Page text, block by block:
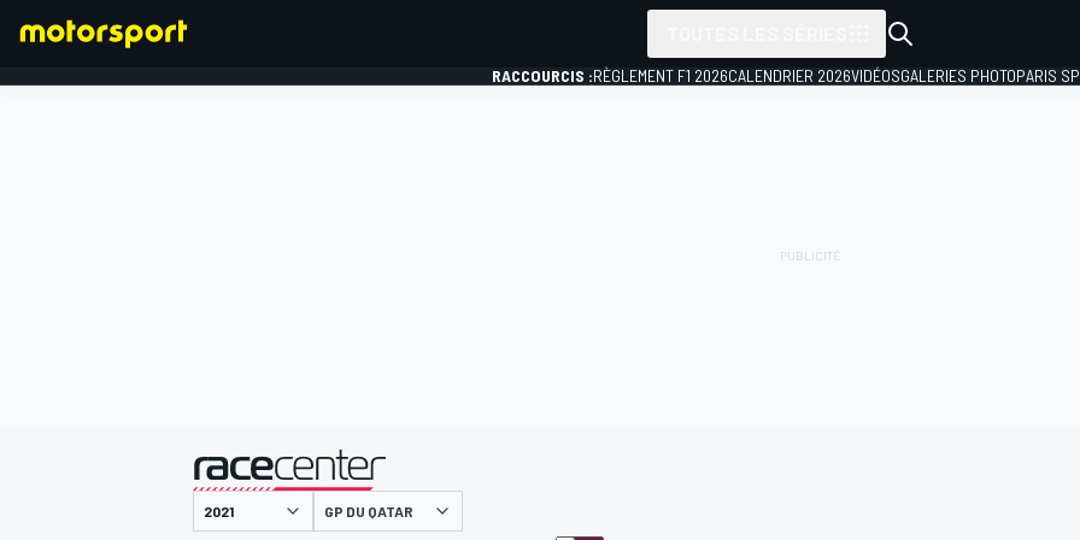
RACCOURCIS :RÈGLEMENT F1 2026CALENDRIER 2026VIDÉOSGALERIES PHOTOPARIS
présenté par
GP DU QATAR